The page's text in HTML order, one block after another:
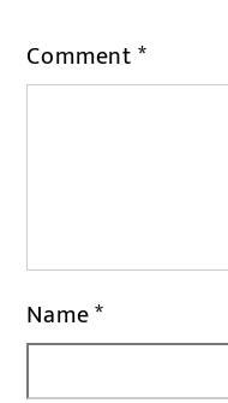
Comment*
Name*